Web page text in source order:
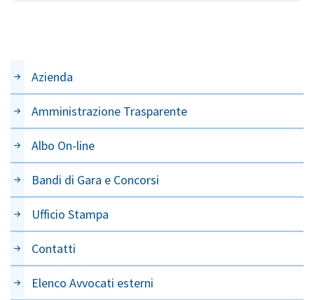
Azienda
Amministrazione Trasparente
Albo On-line
Bandi di Gara e Concorsi
Ufficio Stampa
Contatti
Elenco Avvocati esterni